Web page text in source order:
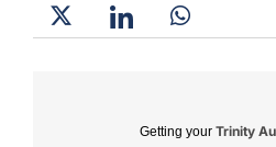
Getting your Trinity